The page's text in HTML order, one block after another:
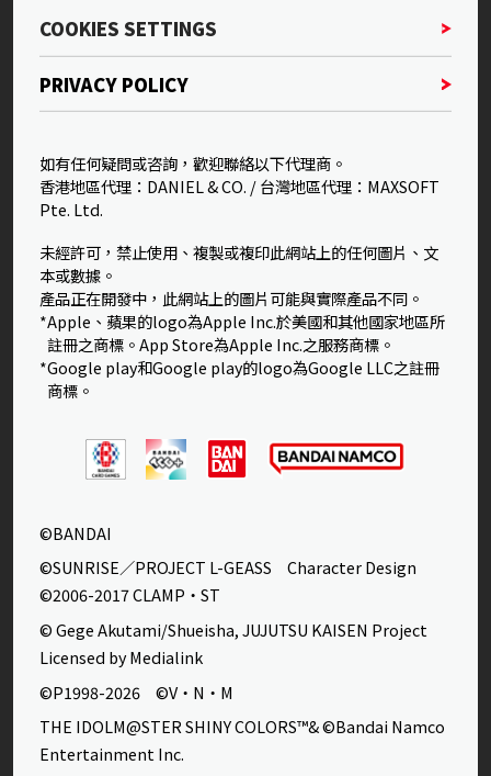
COOKIES SETTINGS
PRIVACY POLICY
如有任何疑問或咨詢，歡迎聯絡以下代理商。
香港地區代理：DANIEL & CO. / 台灣地區代理：MAXSOFT
Pte. Ltd.
未經許可，禁止使用、複製或複印此網站上的任何圖片、文
本或數據。
產品正在開發中，此網站上的圖片可能與實際產品不同。
*Apple、蘋果的logo為Apple Inc.於美國和其他國家地區所
註冊之商標。App Store為Apple Inc.之服務商標。
*Google play和Google play的logo為Google LLC之註冊
商標。
©BANDAI
©SUNRISE／PROJECT L-GEASS Character Design
©2006-2017 CLAMP・ST
© Gege Akutami/Shueisha, JUJUTSU KAISEN Project
Licensed by Medialink
©P1998-2026 ©V・N・M
THE IDOLM@STER SHINY COLORS™& ©Bandai Namco
Entertainment Inc.